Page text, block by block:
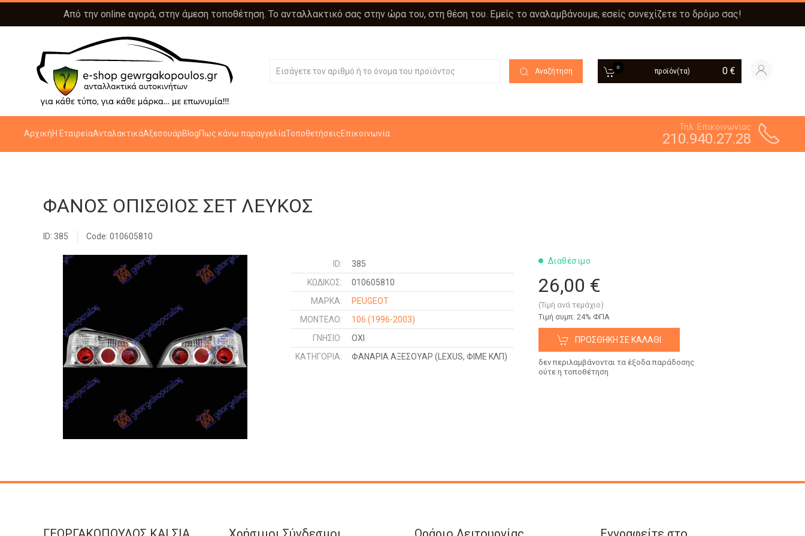
Από την online αγορά, στην άμεση τοποθέτηση. Το ανταλλακτικό σας στην ώρα του, στη θέση του. Εμείς το αναλαμβάνουμε, εσείς συνεχίζετε το δρόμο σας!
Αναζήτηση 0 προϊόν(τα) 0 €
ΑρχικήΗ ΕταιρείαΑνταλακτικάΑξεσουάρBlogΠως κάνω παραγγελίαΤοποθετήσειςΕπικοινωνία
Τηλ. Επικοινωνίας
210.940.27.28
ΦΑΝΟΣ ΟΠΙΣΘΙΟΣ ΣΕΤ ΛΕΥΚΟΣ
ID: 385 Code: 010605810
ID:
385
ΚΩΔΙΚΌΣ:
010605810
ΜΑΡΚΑ:
PEUGEOT
ΜΟΝΤΕΛΟ:
106 (1996-2003)
ΓΝΉΣΙΟ:
ΟΧΙ
ΚΑΤΗΓΟΡΊΑ:
ΦΑΝΑΡΙΑ ΑΞΕΣΟΥΑΡ (LEXUS, ΦΙΜΕ ΚΛΠ)
Διαθέσιμο
26,00 €
(Τιμή ανά τεμάχιο)
Tιμή συμπ. 24% ΦΠΑ
ΠΡΟΣΘΉΚΗ ΣΕ ΚΑΛΆΘΙ
δεν περιλαμβάνονται τα έξοδα παράδοσης
ούτε η τοποθέτηση